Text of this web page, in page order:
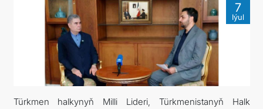
KONSULLYK HYZMATLARY
DIM
ARAGATNAŞYK
7
Iýul
Türkmen halkynyň Milli Lideri, Türkmenistanyň Halk